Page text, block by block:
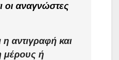
οι αναγνώστες
η αντιγραφή και
μέρους ή